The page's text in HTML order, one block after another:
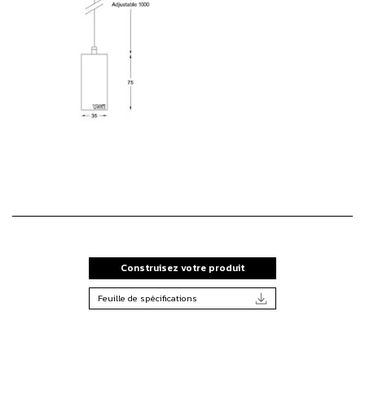
Construisez votre produit
Feuille de spécifications